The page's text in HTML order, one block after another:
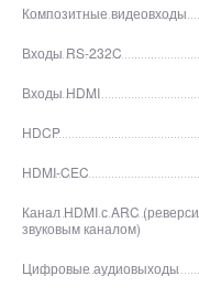
Композитные видеовходы
Входы RS-232C
Входы HDMI
HDCP
HDMI-CEC
Канал HDMI с ARC
звуковым каналом)
Цифровые аудиовыходы